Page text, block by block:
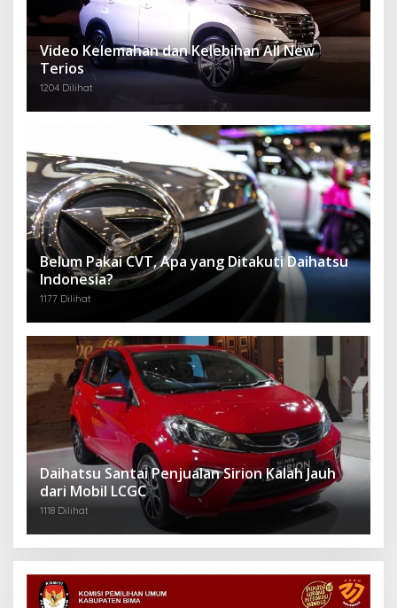
Video Kelemahan dan Kelebihan All New
Terios
1204 Dilihat
Belum Pakai CVT, Apa yang Ditakuti Daihatsu
Indonesia?
1177 Dilihat
Daihatsu Santai Penjualan Sirion Kalah Jauh
dari Mobil LCGC
1118 Dilihat